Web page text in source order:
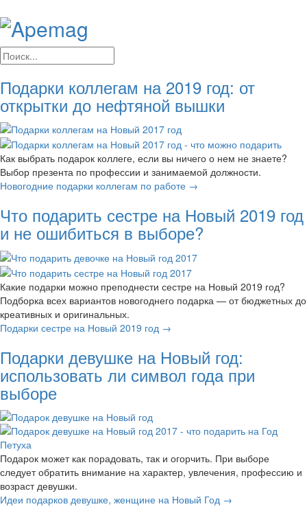
Подарки коллегам на 2019 год: от
открытки до нефтяной вышки
Как выбрать подарок коллеге, если вы ничего о нем не знаете?
Выбор презента по профессии и занимаемой должности.
Новогодние подарки коллегам по работе →
Что подарить сестре на Новый 2019 год
и не ошибиться в выборе?
Какие подарки можно преподнести сестре на Новый 2019 год?
Подборка всех вариантов новогоднего подарка — от бюджетных до
креативных и оригинальных.
Подарки сестре на Новый 2019 год →
Подарки девушке на Новый год:
использовать ли символ года при
выборе
Подарок может как порадовать, так и огорчить. При выборе
следует обратить внимание на характер, увлечения, профессию и
возраст девушки.
Идеи подарков девушке, женщине на Новый Год →